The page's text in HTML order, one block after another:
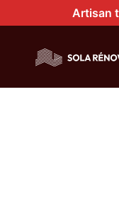
Artisan